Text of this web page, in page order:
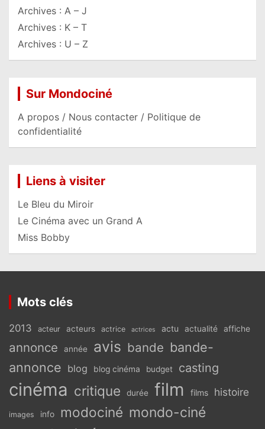
Archives : A – J
Archives : K – T
Archives : U – Z
Sur Mondociné
A propos / Nous contacter / Politique de
confidentialité
Liens à visiter
Le Bleu du Miroir
Le Cinéma avec un Grand A
Miss Bobby
Mots clés
2013 acteur acteurs actrice actrices actu actualité affiche
annonce année avis bande bande-
annonce blog blog cinéma budget casting
cinéma critique durée film films histoire
images info modociné mondo-ciné